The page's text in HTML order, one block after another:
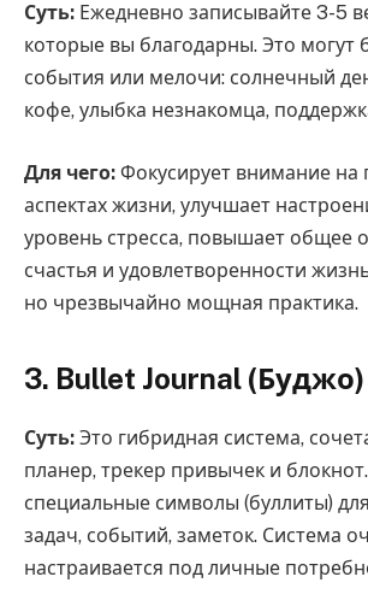
Суть: Ежедневно записывайте 3-5
которые вы благодарны. Это могут
события или мелочи: солнечный
кофе, улыбка незнакомца,
Для чего: Фокусирует внимание на
аспектах жизни, улучшает
уровень стресса, повышает общее
счастья и удовлетворенности
но чрезвычайно мощная практика.
3. Bullet Journal (Буджо)
Суть: Это гибридная система,
планер, трекер привычек и
специальные символы (буллиты)
задач, событий, заметок. Система
настраивается под личные